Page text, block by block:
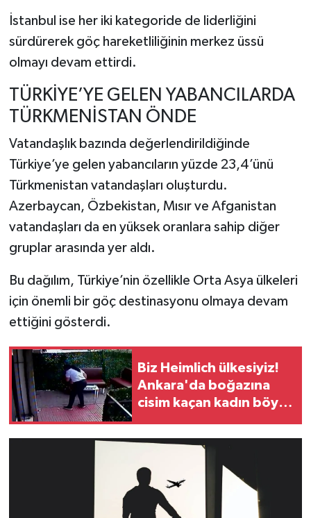
İstanbul ise her iki kategoride de liderliğini
sürdürerek göç hareketliliğinin merkez üssü
olmayı devam ettirdi.
TÜRKİYE’YE GELEN YABANCILARDA
TÜRKMENİSTAN ÖNDE
Vatandaşlık bazında değerlendirildiğinde
Türkiye’ye gelen yabancıların yüzde 23,4’ünü
Türkmenistan vatandaşları oluşturdu.
Azerbaycan, Özbekistan, Mısır ve Afganistan
vatandaşları da en yüksek oranlara sahip diğer
gruplar arasında yer aldı.
Bu dağılım, Türkiye’nin özellikle Orta Asya ülkeleri
için önemli bir göç destinasyonu olmaya devam
ettiğini gösterdi.
Biz Heimlich ülkesiyiz!
Ankara'da boğazına
cisim kaçan kadın böyle